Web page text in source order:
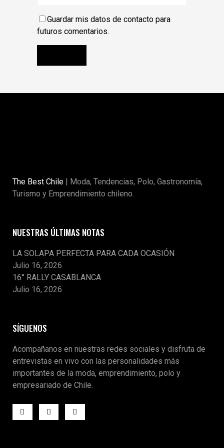
Guardar mis datos de contacto para
futuros comentarios.
The Best Chile | Moda, Tendencias, Polo, Gastronomía,
Turismo y Emprendimiento chileno.
NUESTRAS ÚLTIMAS NOTAS
LA SOLAPA PERFECTA PARA CADA OCASIÓN
Julio 16, 2026
16° RALLY CASABLANCA
Julio 16, 2026
SÍGUENOS
Acompañanos en nuestras redes sociales y disfruta de
entrevistas en vivo con las personalidades más
importantes de la moda, emprendimiento, polo y
empresariado de Chile.